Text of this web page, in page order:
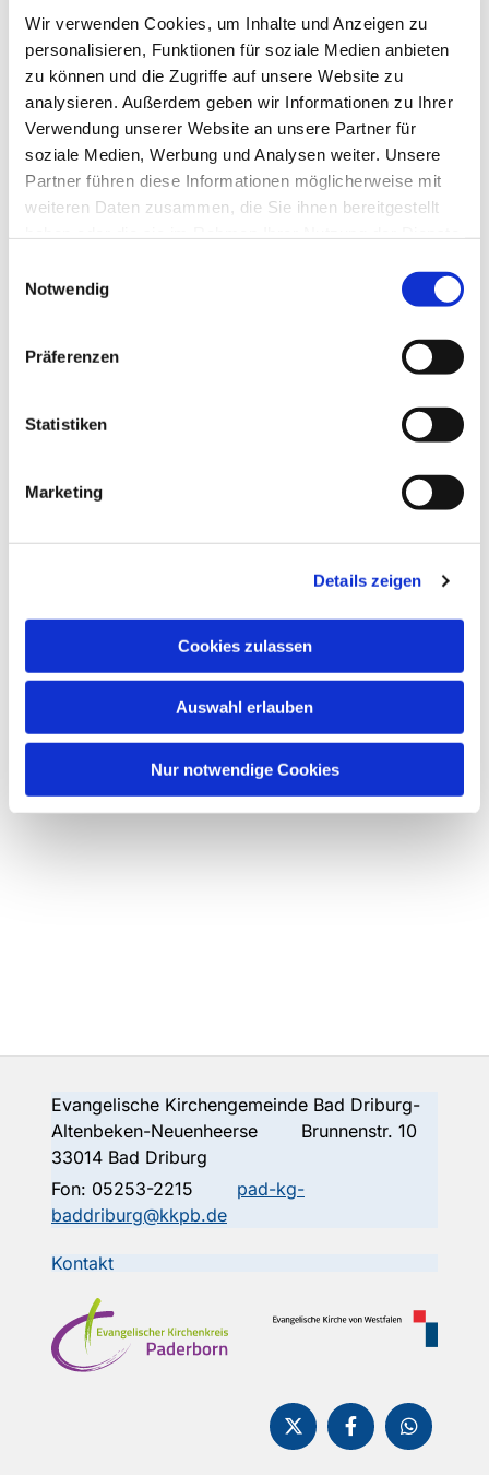
Wir verwenden Cookies, um Inhalte und Anzeigen zu
personalisieren, Funktionen für soziale Medien anbieten
zu können und die Zugriffe auf unsere Website zu
analysieren. Außerdem geben wir Informationen zu Ihrer
Verwendung unserer Website an unsere Partner für
soziale Medien, Werbung und Analysen weiter. Unsere
Partner führen diese Informationen möglicherweise mit
weiteren Daten zusammen, die Sie ihnen bereitgestellt
Notwendig
Präferenzen
Statistiken
Marketing
Details zeigen
Cookies zulassen
Auswahl erlauben
Nur notwendige Cookies
Dies könnte Sie auch
Evangelische Kirchengemeinde Bad Driburg-
Altenbeken-Neuenheerse Brunnenstr. 10
33014 Bad Driburg
Fon: 05253-2215
pad-kg-
baddriburg@kkpb.de
Kontakt